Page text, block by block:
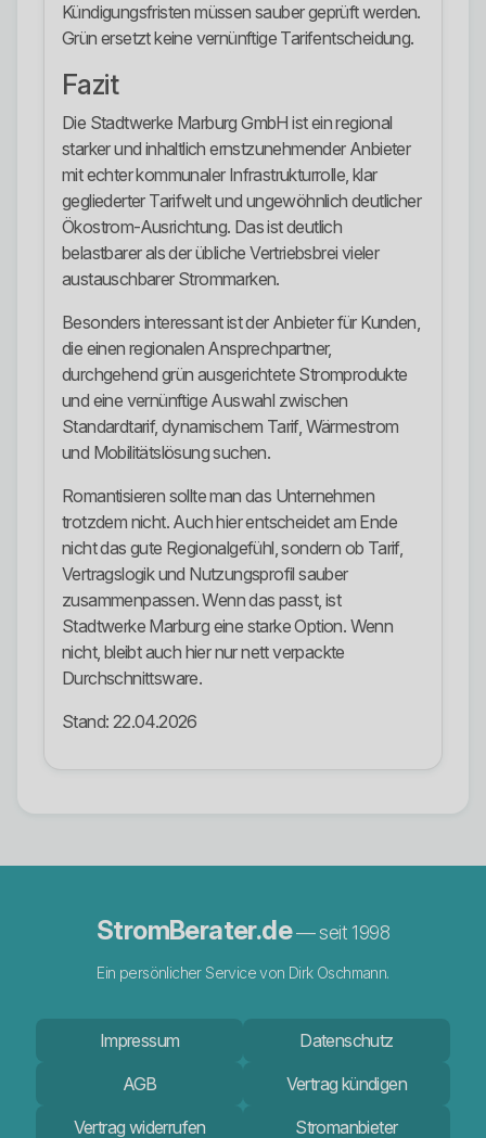
Kündigungsfristen müssen sauber geprüft werden.
Grün ersetzt keine vernünftige Tarifentscheidung.
Fazit
Die Stadtwerke Marburg GmbH ist ein regional
starker und inhaltlich ernstzunehmender Anbieter
mit echter kommunaler Infrastrukturrolle, klar
gegliederter Tarifwelt und ungewöhnlich deutlicher
Ökostrom-Ausrichtung. Das ist deutlich
belastbarer als der übliche Vertriebsbrei vieler
austauschbarer Strommarken.
Besonders interessant ist der Anbieter für Kunden,
die einen regionalen Ansprechpartner,
durchgehend grün ausgerichtete Stromprodukte
und eine vernünftige Auswahl zwischen
Standardtarif, dynamischem Tarif, Wärmestrom
und Mobilitätslösung suchen.
Romantisieren sollte man das Unternehmen
trotzdem nicht. Auch hier entscheidet am Ende
nicht das gute Regionalgefühl, sondern ob Tarif,
Vertragslogik und Nutzungsprofil sauber
zusammenpassen. Wenn das passt, ist
Stadtwerke Marburg eine starke Option. Wenn
nicht, bleibt auch hier nur nett verpackte
Durchschnittsware.
Stand: 22.04.2026
StromBerater.de— seit 1998
Ein persönlicher Service von Dirk Oschmann.
Impressum
Datenschutz
AGB
Vertrag kündigen
Vertrag widerrufen
Stromanbieter